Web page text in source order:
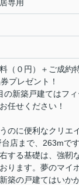
専用
（０円）＋ご成約
プレゼント！
の新築戸建てはフ
任せください！
のに便利なクリエ
台店まで、263mで
する基礎は、強靭
ります。夢のマイ
築の戸建てはいか